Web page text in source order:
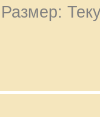
Размер: